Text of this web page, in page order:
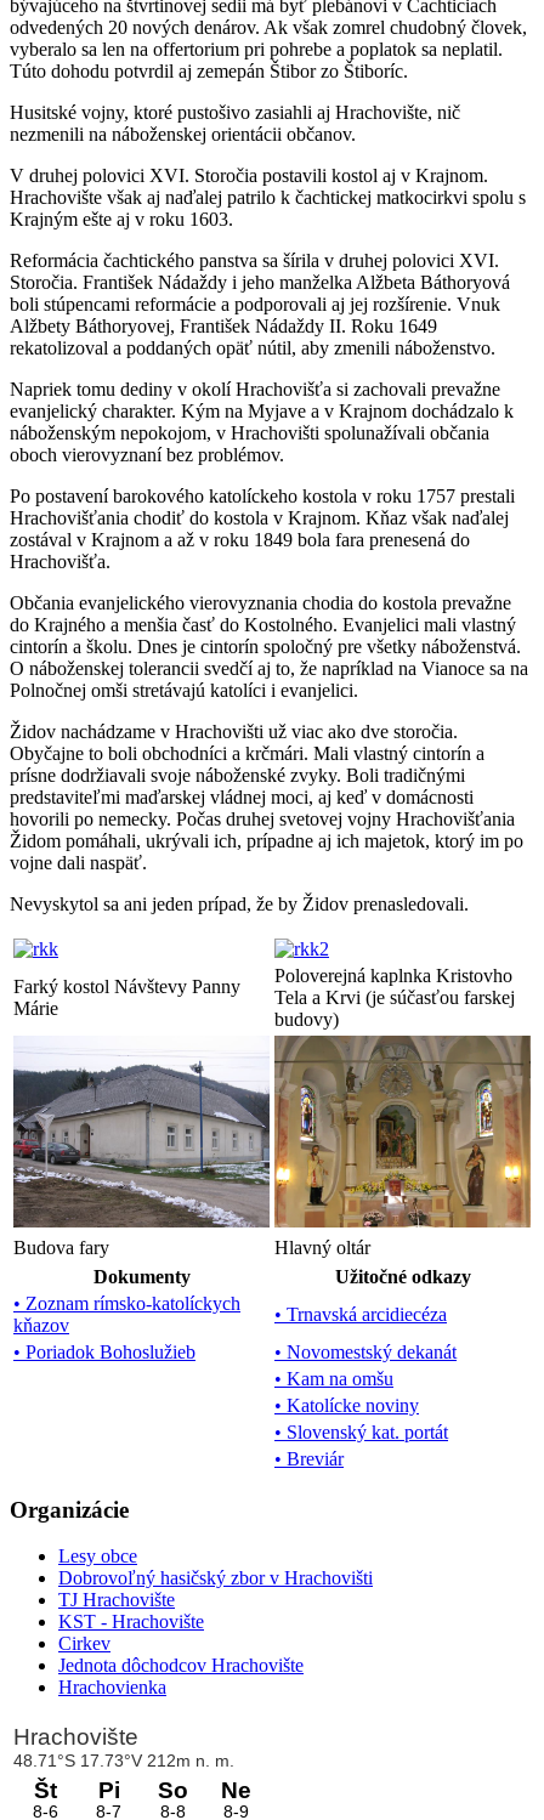
bývajúceho na štvrtinovej sedii má byť plebánovi v Čachticiach
odvedených 20 nových denárov. Ak však zomrel chudobný človek,
vyberalo sa len na offertorium pri pohrebe a poplatok sa neplatil.
Túto dohodu potvrdil aj zemepán Štibor zo Štiboríc.
Husitské vojny, ktoré pustošivo zasiahli aj Hrachovište, nič
nezmenili na náboženskej orientácii občanov.
V druhej polovici XVI. Storočia postavili kostol aj v Krajnom.
Hrachovište však aj naďalej patrilo k čachtickej matkocirkvi spolu s
Krajným ešte aj v roku 1603.
Reformácia čachtického panstva sa šírila v druhej polovici XVI.
Storočia. František Nádaždy i jeho manželka Alžbeta Báthoryová
boli stúpencami reformácie a podporovali aj jej rozšírenie. Vnuk
Alžbety Báthoryovej, František Nádaždy II. Roku 1649
rekatolizoval a poddaných opäť nútil, aby zmenili náboženstvo.
Napriek tomu dediny v okolí Hrachovišťa si zachovali prevažne
evanjelický charakter. Kým na Myjave a v Krajnom dochádzalo k
náboženským nepokojom, v Hrachovišti spolunažívali občania
oboch vierovyznaní bez problémov.
Po postavení barokového katolíckeho kostola v roku 1757 prestali
Hrachovišťania chodiť do kostola v Krajnom. Kňaz však naďalej
zostával v Krajnom a až v roku 1849 bola fara prenesená do
Hrachovišťa.
Občania evanjelického vierovyznania chodia do kostola prevažne
do Krajného a menšia časť do Kostolného. Evanjelici mali vlastný
cintorín a školu. Dnes je cintorín spoločný pre všetky náboženstvá.
O náboženskej tolerancii svedčí aj to, že napríklad na Vianoce sa na
Polnočnej omši stretávajú katolíci i evanjelici.
Židov nachádzame v Hrachovišti už viac ako dve storočia.
Obyčajne to boli obchodníci a krčmári. Mali vlastný cintorín a
prísne dodržiavali svoje náboženské zvyky. Boli tradičnými
predstaviteľmi maďarskej vládnej moci, aj keď v domácnosti
hovorili po nemecky. Počas druhej svetovej vojny Hrachovišťania
Židom pomáhali, ukrývali ich, prípadne aj ich majetok, ktorý im po
vojne dali naspäť.
Nevyskytol sa ani jeden prípad, že by Židov prenasledovali.
Farký kostol Návštevy Panny
Márie
Poloverejná kaplnka Kristovho
Tela a Krvi (je súčasťou farskej
budovy)
Budova fary
Hlavný oltár
Dokumenty
Užitočné odkazy
• Zoznam rímsko-katolíckych
kňazov
• Trnavská arcidiecéza
• Poriadok Bohoslužieb
• Novomestský dekanát
• Kam na omšu
• Katolícke noviny
• Slovenský kat. portát
• Breviár
Organizácie
Lesy obce
Dobrovoľný hasičský zbor v Hrachovišti
TJ Hrachovište
KST - Hrachovište
Cirkev
Jednota dôchodcov Hrachovište
Hrachovienka